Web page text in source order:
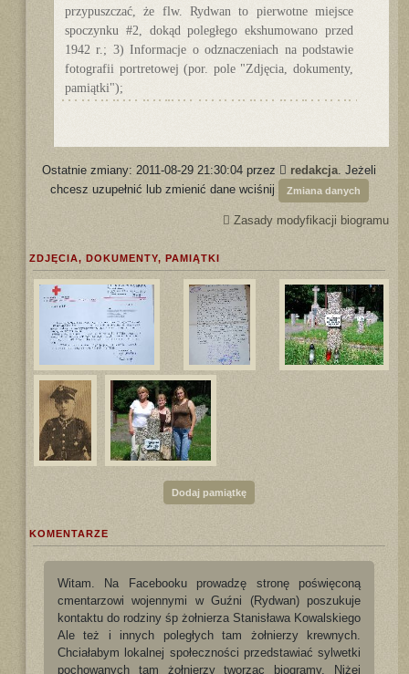
przypuszczać, że flw. Rydwan to pierwotne miejsce
spoczynku #2, dokąd poległego ekshumowano przed
1942 r.; 3) Informacje o odznaczeniach na podstawie
fotografii portretowej (por. pole "Zdjęcia, dokumenty,
pamiątki");
Ostatnie zmiany: 2011-08-29 21:30:04 przez redakcja. Jeżeli
chcesz uzupełnić lub zmienić dane wciśnij
Zmiana danych
Zasady modyfikacji biogramu
ZDJĘCIA, DOKUMENTY, PAMIĄTKI
Dodaj pamiątkę
KOMENTARZE
Witam. Na Facebooku prowadzę stronę poświęconą
cmentarzowi wojennymi w Guźni (Rydwan) poszukuje
kontaktu do rodziny śp żołnierza Stanisława Kowalskiego
Ale też i innych poległych tam żołnierzy krewnych.
Chciałabym lokalnej społeczności przedstawiać sylwetki
pochowanych tam żołnierzy tworząc biogramy. Niżej